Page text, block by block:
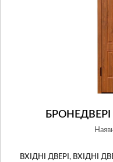
БРОНЕДВЕРІ
ВХІДНІ ДВЕРІ, ВХІДНІ